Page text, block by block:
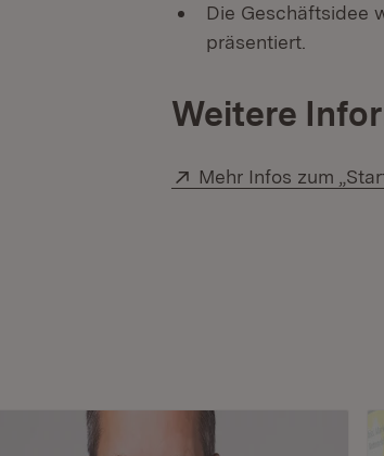
Die Geschäftsidee
präsentiert.
Weitere
Extern:
Mehr Infos zum